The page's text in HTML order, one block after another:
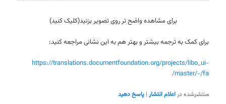
برای مشاهده واضح تر روی تصویر بزنید(کلیک کنید)
برای کمک به ترجمه بیشتر و بهتر هم به این نشانی مراجعه کنید:
https://translations.documentfoundation.org/projects/libo_ui-
master/-/fa/
منتشرشده در اعلام انتشار |پاسخ دهید